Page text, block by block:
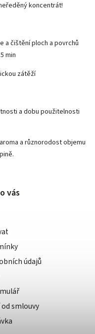
koncentrát!
a čištění ploch a povrchů
min
zátěží
a dobu použitelnosti
a různorodost objemu
vás
údajů
smlouvy